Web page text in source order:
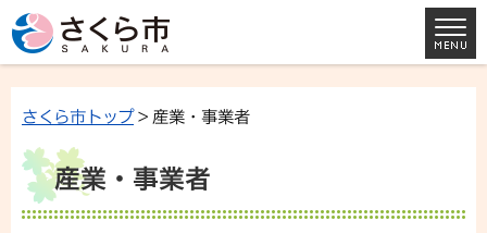
さくら市トップ> 産業・事業者
産業・事業者